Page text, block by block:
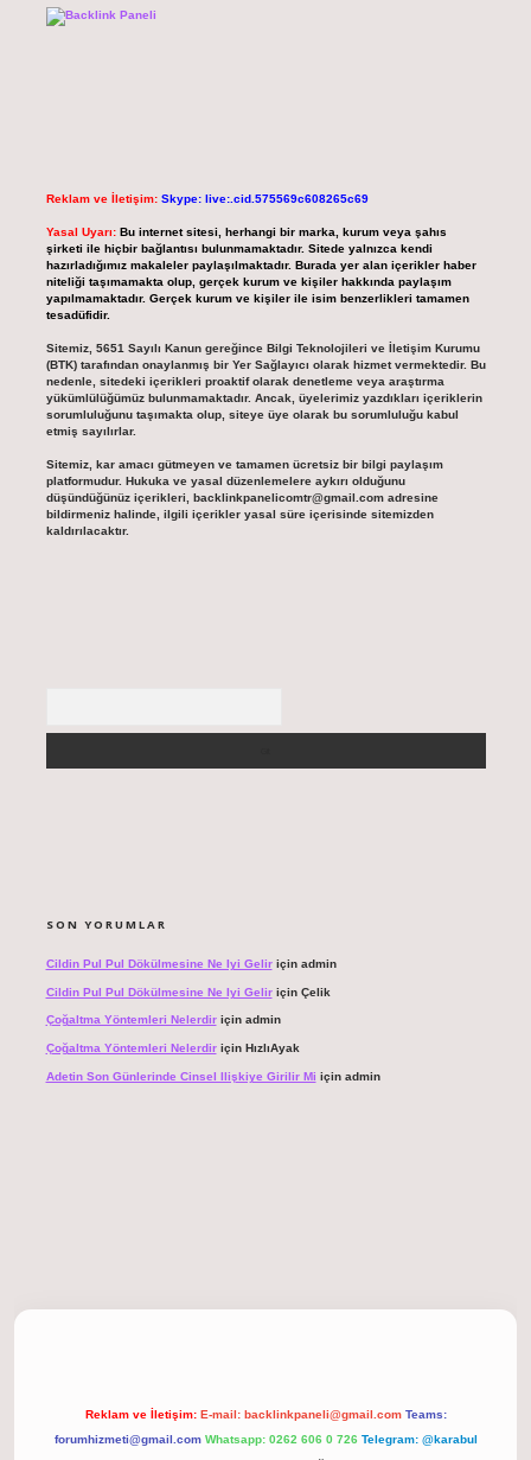
Reklam ve İletişim: Skype: live:.cid.575569c608265c69
Yasal Uyarı: Bu internet sitesi, herhangi bir marka, kurum veya şahıs
şirketi ile hiçbir bağlantısı bulunmamaktadır. Sitede yalnızca kendi
hazırladığımız makaleler paylaşılmaktadır. Burada yer alan içerikler haber
niteliği taşımamakta olup, gerçek kurum ve kişiler hakkında paylaşım
yapılmamaktadır. Gerçek kurum ve kişiler ile isim benzerlikleri tamamen
tesadüfidir.
Sitemiz, 5651 Sayılı Kanun gereğince Bilgi Teknolojileri ve İletişim Kurumu
(BTK) tarafından onaylanmış bir Yer Sağlayıcı olarak hizmet vermektedir. Bu
nedenle, sitedeki içerikleri proaktif olarak denetleme veya araştırma
yükümlülüğümüz bulunmamaktadır. Ancak, üyelerimiz yazdıkları içeriklerin
sorumluluğunu taşımakta olup, siteye üye olarak bu sorumluluğu kabul
etmiş sayılırlar.
Sitemiz, kar amacı gütmeyen ve tamamen ücretsiz bir bilgi paylaşım
platformudur. Hukuka ve yasal düzenlemelere aykırı olduğunu
düşündüğünüz içerikleri, backlinkpanelicomtr@gmail.comadresine
bildirmeniz halinde, ilgili içerikler yasal süre içerisinde sitemizden
kaldırılacaktır.
SON YORUMLAR
Cildin Pul Pul Dökülmesine Ne Iyi Geliriçin admin
Cildin Pul Pul Dökülmesine Ne Iyi Geliriçin Çelik
Çoğaltma Yöntemleri Nelerdiriçin admin
Çoğaltma Yöntemleri Nelerdiriçin HızlıAyak
Adetin Son Günlerinde Cinsel Ilişkiye Girilir Mi için admin
Reklam ve İletişim: E-mail: backlinkpaneli@gmail.com Teams:
forumhizmeti@gmail.com Whatsapp: 0262 606 0 726 Telegram: @karabul